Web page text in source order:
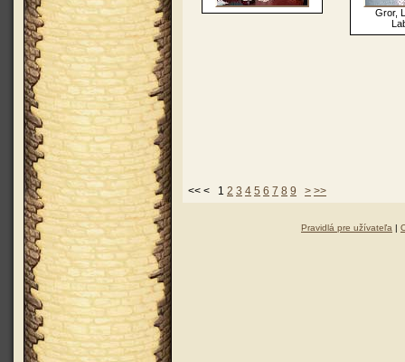
Gror,
<< < 1 2 3 4 5 6 7 8 9 > >>
Pravidlá pre užívateľa |